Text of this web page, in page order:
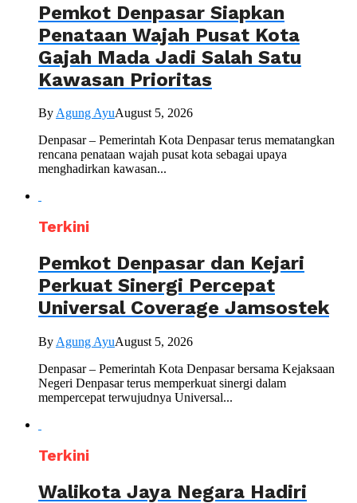
Pemkot Denpasar Siapkan
Penataan Wajah Pusat Kota
Gajah Mada Jadi Salah Satu
Kawasan Prioritas
ByAgung AyuAugust 5, 2026
Denpasar – Pemerintah Kota Denpasar terus mematangkan
rencana penataan wajah pusat kota sebagai upaya
menghadirkan kawasan...
Terkini
Pemkot Denpasar dan Kejari
Perkuat Sinergi Percepat
Universal Coverage Jamsostek
By Agung AyuAugust 5, 2026
Denpasar – Pemerintah Kota Denpasar bersama Kejaksaan
Negeri Denpasar terus memperkuat sinergi dalam
mempercepat terwujudnya Universal...
Terkini
Walikota Jaya Negara Hadiri